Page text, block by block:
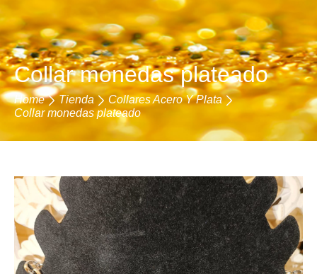
Collar monedas plateado
Home Tienda
Collares Acero Y Plata
Collar monedas plateado